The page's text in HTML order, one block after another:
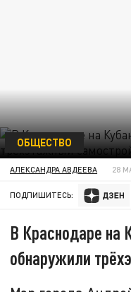
ОБЩЕСТВО
АЛЕКСАНДРА АВДЕЕВА 28
ПОДПИШИТЕСЬ:
В Краснодаре на
обнаружили